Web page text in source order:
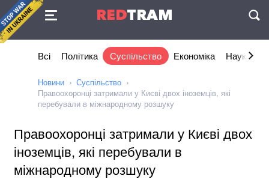
REDTRAM
Угода
Всі Політика Суспільство Економіка Наука та
Новини
Суспільство
Правоохоронці затримали у Києві двох іноземців, які
перебували в міжнародному розшуку
Правоохоронці затримали у Києві двох
іноземців, які перебували в
міжнародному розшуку